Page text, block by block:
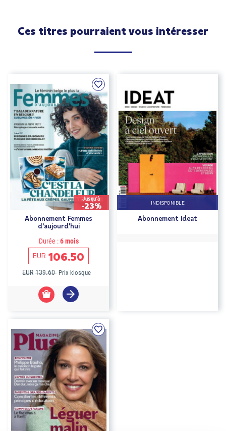
Ces titres pourraient vous intéresser
Jusqu'à
-23%
Abonnement Femmes
d'aujourd'hui
Durée :6 mois
EUR 106.50
EUR 139.60 Prix kiosque
INDISPONIBLE
Abonnement Ideat